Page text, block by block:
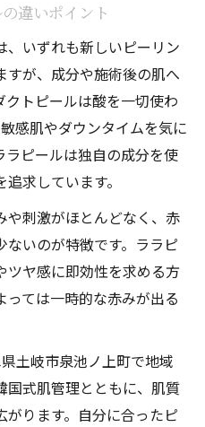
違いポイント
、いずれも新しいピーリン
すが、成分や施術後の肌へ
トピールは酸を一切使わ
感肌やダウンタイムを気に
ピールは独自の成分を使
求しています。
や刺激がほとんどなく、赤
いのが特徴です。ララピ
ツヤ感に即効性を求める方
ては一時的な赤みが出る
土岐市泉池ノ上町で地域
国式肌管理とともに、肌質
ります。自分に合ったピ